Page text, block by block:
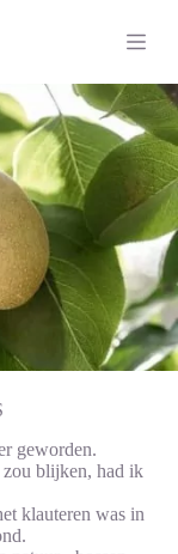
geworden.
zou blijken, had ik
klauteren was in